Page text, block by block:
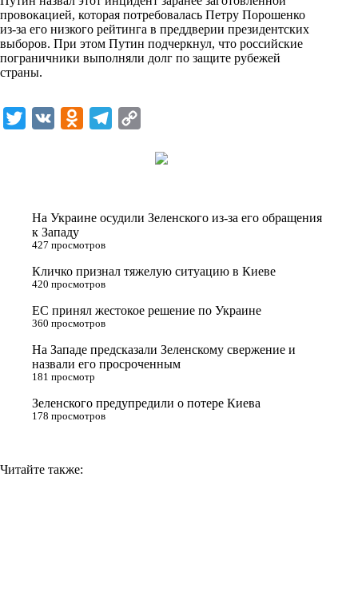
провокацией, которая потребовалась Петру Порошенко
из-за его низкого рейтинга в преддверии президентских
выборов. При этом Путин подчеркнул, что российские
пограничники выполняли долг по защите рубежей
страны.
a
s
n
k
m
k
На Украине осудили Зеленского из-за его обращения
к Западу
427 просмотров
Кличко признал тяжелую ситуацию в Киеве
420 просмотров
ЕС принял жестокое решение по Украине
360 просмотров
На Западе предсказали Зеленскому свержение и
назвали его просроченным
181 просмотр
Зеленского предупредили о потере Киева
178 просмотров
Читайте также: